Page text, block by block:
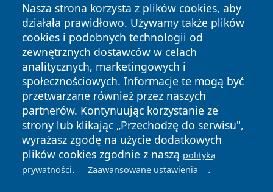
Nasza strona korzysta z plików cookies, aby
działała prawidłowo. Używamy także plików
cookies i podobnych technologii od
zewnętrznych dostawców w celach
analitycznych, marketingowych i
społecznościowych. Informacje te mogą być
przetwarzane również przez naszych
partnerów. Kontynuując korzystanie ze
strony lub klikając „Przechodzę do serwisu",
wyrażasz zgodę na użycie dodatkowych
plików cookies zgodnie z naszą polityką
prywatności. Zaawansowane ustawienia .
Copyright © 2026 wrotachorzowa.pl Wszystkie prawa
zastrzeżone.
News Autorzy
Polityka
Prywatności
Polityka
Cookies